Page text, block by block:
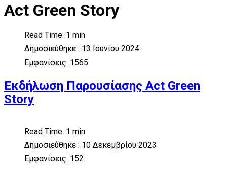
Act Green Story
Read Time: 1 min
Δημοσιεύθηκε : 13 Ιουνίου 2024
Εμφανίσεις: 1565
Εκδήλωση Παρουσίασης Act Green
Story
Read Time: 1 min
Δημοσιεύθηκε : 10 Δεκεμβρίου 2023
Εμφανίσεις: 152